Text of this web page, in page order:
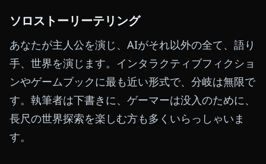
ソロストーリーテリング
あなたが主人公を演じ、AIがそれ以外の全て、語り
手、世界を演じます。インタラクティブフィクショ
ンやゲームブックに最も近い形式で、分岐は無限で
す。執筆者は下書きに、ゲーマーは没入のために、
長尺の世界探索を楽しむ方も多くいらっしゃいま
す。